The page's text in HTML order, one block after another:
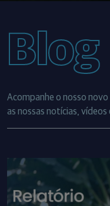
Blog
Acompanhe o nosso
as nossas notícias, vídeos